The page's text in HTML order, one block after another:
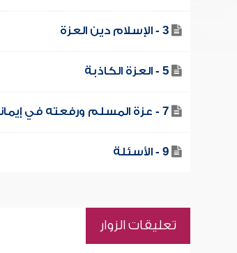
3 - الإسلام دين العزة
5 - العزة الكاذبة
7 - عزة المسلم ورفعته في إيمانه وتوحيده
9 - الأسئلة
تعليقات الزوار